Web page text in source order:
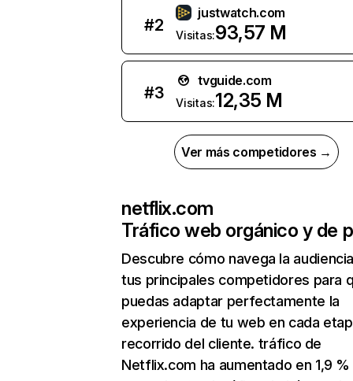
#2
justwatch.com
Visitas:93,57 M
#3
tvguide.com
Visitas:12,35 M
Ver más competidores →
netflix.com
Tráfico web orgánico y de
Descubre cómo navega la
tus principales competidores para
puedas adaptar perfectamente la
experiencia de tu web en cada
recorrido del cliente. tráfico de
Netflix.com ha aumentado en 1,9